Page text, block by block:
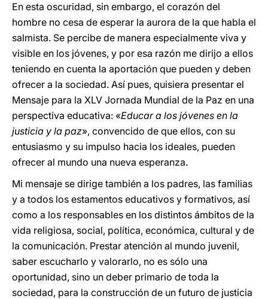
En esta oscuridad, sin embargo, el corazón del
hombre no cesa de esperar la aurora de la que habla el
salmista. Se percibe de manera especialmente viva y
visible en los jóvenes, y por esa razón me dirijo a ellos
teniendo en cuenta la aportación que pueden y deben
ofrecer a la sociedad. Así pues, quisiera presentar el
Mensaje para la XLV Jornada Mundial de la Paz en una
perspectiva educativa: «Educar a los jóvenes en la
justicia y la paz», convencido de que ellos, con su
entusiasmo y su impulso hacia los ideales, pueden
ofrecer al mundo una nueva esperanza.
Mi mensaje se dirige también a los padres, las familias
y a todos los estamentos educativos y formativos, así
como a los responsables en los distintos ámbitos de la
vida religiosa, social, política, económica, cultural y de
la comunicación. Prestar atención al mundo juvenil,
saber escucharlo y valorarlo, no es sólo una
oportunidad, sino un deber primario de toda la
sociedad, para la construcción de un futuro de justicia